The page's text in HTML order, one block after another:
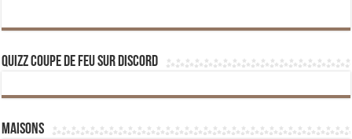
Quizz Coupe de Feu sur Discord
Maisons